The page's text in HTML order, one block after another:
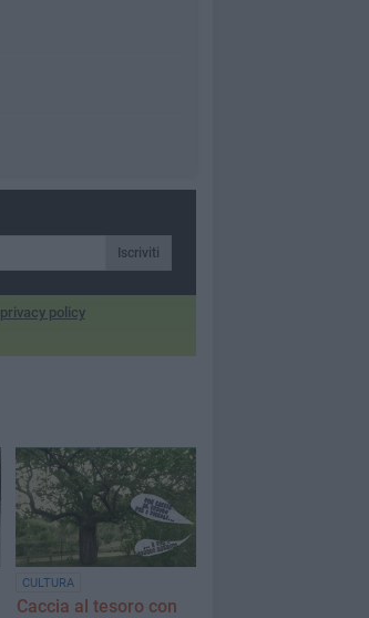
Iscriviti
privacy policy
CULTURA
Caccia al tesoro con